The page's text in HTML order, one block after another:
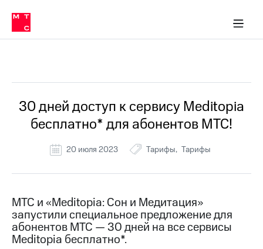
связь
Сервисы и подписки
30% на связь
кабинеты
Мобильная
и
Спутниковое
ТВ
МТС
Деньги
номер
в МТС
Тарифы
в МТС
Услуги
приложение
Мой
МТС
Акции
30 дней доступ к сервису Meditopia
бесплатно* для абонентов МТС!
20 июля 2023 Тарифы Тарифы
МТС и «Meditopia: Сон и Медитация»
запустили специальное предложение для
абонентов МТС — 30 дней на все сервисы
Meditopia бесплатно*.